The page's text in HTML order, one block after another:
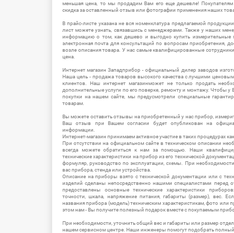
меньшая цена, то мы продадим Вам его еще дешевле! Покупателям
скидка за оставленный отзыв или фотографии применения наших
В прайс-листе указана не вся номенклатура предлагаемой
лист можете узнать, связавшись с менеджерами. Также у наших
информацию о том, как дешево и выгодно купить
электронная почта для консультаций по вопросам приобретения,
возле описания товара. У нас самые квалифицированные
цена.
Интернет магазин Западприбор - официальный дилер заводов
Наша цель - продажа товаров высокого качества с лучшими
клиентов. Наш интернет магазинможет не только продать
дополнительные услуги по его поверке, ремонту и монтажу. Чтобы у
покупки на нашем сайте, мы предусмотрели специальные
товарам.
Вы можете оставить отзывы на приобретенный у нас прибор,
Ваш отзыв при Вашем согласии будет опубликован на
информации.
Интернет-магазин принимаем активное участие в таких процедурах
При отсутствии на официальном сайте в техническом описании
всегда можете обратиться к нам за помощью. Наши
технические характеристики на прибор из его технической
формуляр, руководство по эксплуатации, схемы. При
вас прибора, стенда или устройства.
Описание на приборы взято с технической документации или с
изделий сделаны непосредственно нашими специалистами перед
предоставлены основные технические характеристики
точности, шкала, напряжение питания, габариты (размер), вес.
названия прибора (модель) техническим характеристикам, фото
этом нам - Вы получите полезный подарок вместе с покупаемым
При необходимости, уточнить общий вес и габариты или размер
нашем сервисном центре. Наши инженеры помогут подобрать